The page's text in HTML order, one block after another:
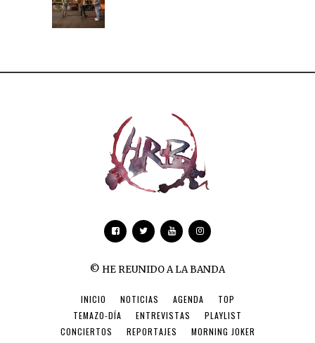
© HE REUNIDO A LA BANDA
INICIO NOTICIAS AGENDA
TOP
TEMAZO-DÍA
ENTREVISTAS
PLAYLIST
CONCIERTOS
REPORTAJES
MORNING JOKER